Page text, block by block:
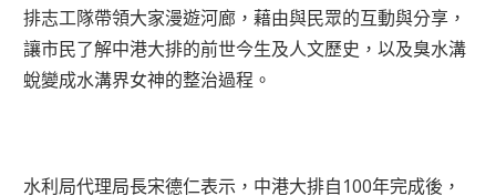
排志工隊帶領大家漫遊河廊，藉由與民眾的互動與分享，
讓市民了解中港大排的前世今生及人文歷史，以及臭水溝
蛻變成水溝界女神的整治過程。
水利局代理局長宋德仁表示，中港大排自100年完成後，